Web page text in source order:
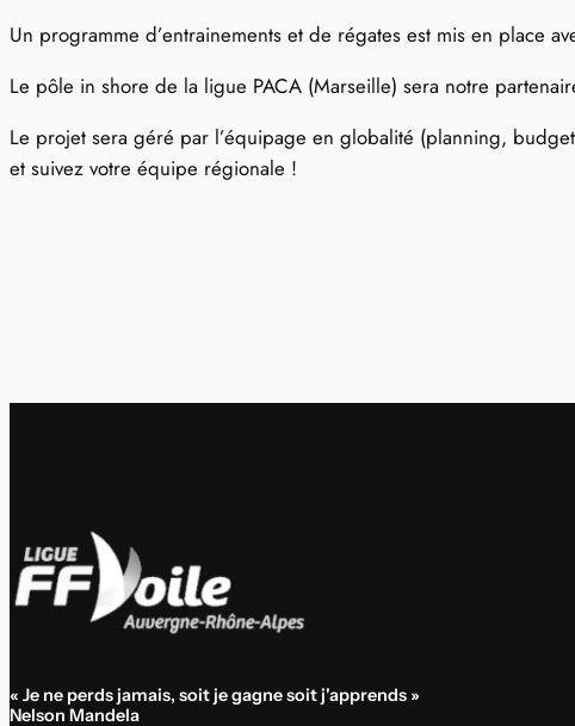
Un programme d’entrainements et de régates est mis en place
Le pôle in shore de la ligue PACA (Marseille) sera notre
Le projet sera géré par l’équipage en globalité (planning,
et suivez votre équipe régionale !
« Je ne perds jamais, soit je gagne soit j'apprends »
Nelson Mandela